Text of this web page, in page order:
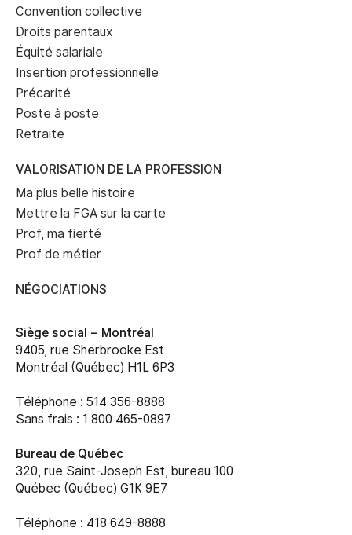
Convention collective
Droits parentaux
Équité salariale
Insertion professionnelle
Précarité
Poste à poste
Retraite
VALORISATION DE LA PROFESSION
Ma plus belle histoire
Mettre la FGA sur la carte
Prof, ma fierté
Prof de métier
NÉGOCIATIONS
Siège social – Montréal
9405, rue Sherbrooke Est
Montréal (Québec) H1L 6P3
Téléphone : 514 356-8888
Sans frais : 1 800 465-0897
Bureau de Québec
320, rue Saint-Joseph Est, bureau 100
Québec (Québec) G1K 9E7
Téléphone : 418 649-8888